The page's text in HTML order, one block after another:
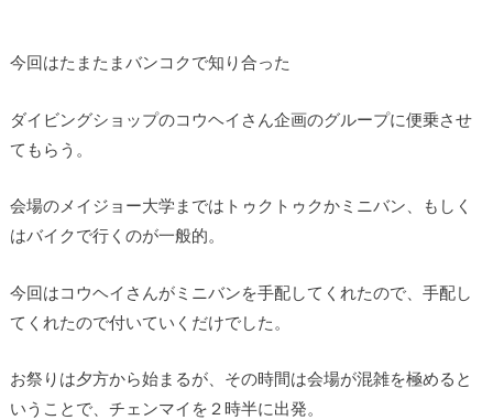
今回はたまたまバンコクで知り合った
ダイビングショップのコウヘイさん企画のグループに便乗させ
てもらう。
会場のメイジョー大学まではトゥクトゥクかミニバン、もしく
はバイクで行くのが一般的。
今回はコウヘイさんがミニバンを手配してくれたので、手配し
てくれたので付いていくだけでした。
お祭りは夕方から始まるが、その時間は会場が混雑を極めると
いうことで、 チェンマイを２時半に出発。